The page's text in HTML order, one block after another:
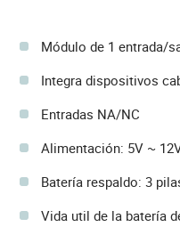
Módulo de 1 entrada/
Integra dispositivos
Entradas NA/NC
Alimentación: 5V ~
Batería respaldo: 3
Vida util de la batería